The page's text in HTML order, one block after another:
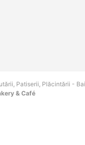
Patiserii, Plăcintării -
& Café